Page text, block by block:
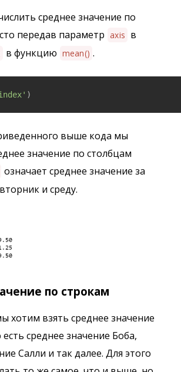
среднее значение по
передав параметр axis в
в функцию mean() .
)
выше кода мы
значение по столбцам
означает среднее значение за
и среду.
по строкам
хотим взять среднее значение
среднее значение Боба,
Салли и так далее. Для этого